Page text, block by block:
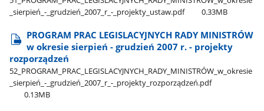
_sierpień​_-​_grudzień​_2007​_r​_-​_projekty​_ustaw.pdf
0.33MB
PROGRAM PRAC LEGISLACYJNYCH RADY MINISTRÓW
w okresie sierpień - grudzień 2007 r. - projekty
rozporządzeń
52​_PROGRAM​_PRAC​_LEGISLACYJNYCH​_RADY​_MINISTRÓW​_w​_okresie​
_sierpień​_-​_grudzień​_2007​_r​_-​_projekty​_rozporządzeń.pdf
0.13MB